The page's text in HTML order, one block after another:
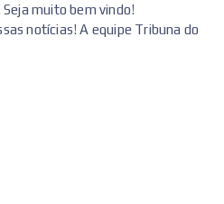
muito bem vindo!
notícias! A equipe Tribuna do